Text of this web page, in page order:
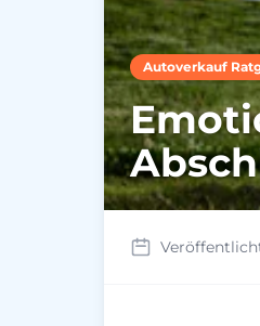
Autoverkauf